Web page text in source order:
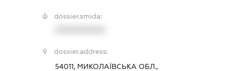
dossier.smida:
dossier.address:
54011, МИКОЛАЇВСЬКА ОБЛ.,